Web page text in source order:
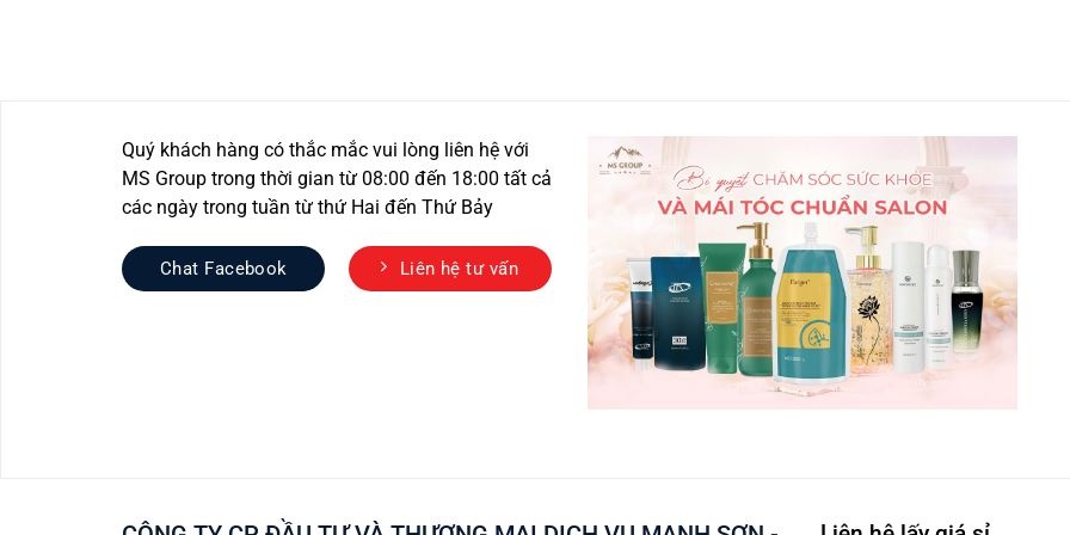
Quý khách hàng có thắc mắc vui lòng liên hệ với
MS Group trong thời gian từ 08:00 đến 18:00 tất cả
các ngày trong tuần từ thứ Hai đến Thứ Bảy
Chat Facebook Liên hệ tư vấn